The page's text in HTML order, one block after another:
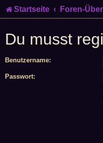
Startseite Foren-
Du musst
Benutzername:
Passwort: